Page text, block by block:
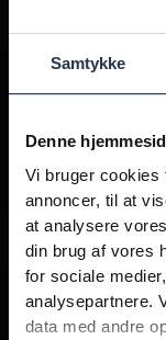
Samtykke
Denne
Vi bruger cookies
annoncer, til at
at analysere
din brug af vores
for sociale
analysepartnere.
data med andre